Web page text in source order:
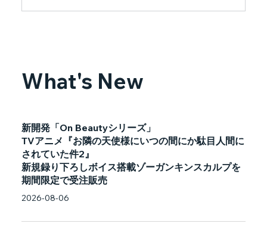
新開発「On Beautyシリーズ」
TVアニメ『お隣の天使様にいつの間にか駄目人間に
されていた件2』
新規録り下ろしボイス搭載ゾーガンキンスカルプを
期間限定で受注販売
2026-08-06
What's New